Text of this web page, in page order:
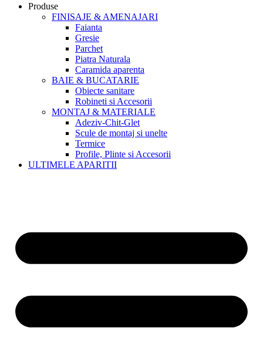
Produse
FINISAJE & AMENAJARI
Faianta
Gresie
Parchet
Piatra Naturala
Caramida aparenta
BAIE & BUCATARIE
Obiecte sanitare
Robineti si Accesorii
MONTAJ & MATERIALE
Adeziv-Chit-Glet
Scule de montaj si unelte
Termice
Profile, Plinte si Accesorii
ULTIMELE APARITII